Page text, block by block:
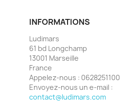
INFORMATIONS
Ludimars
61 bd Longchamp
13001 Marseille
France
Appelez-nous : 0628251100
Envoyez-nous un e-mail :
contact@ludimars.com